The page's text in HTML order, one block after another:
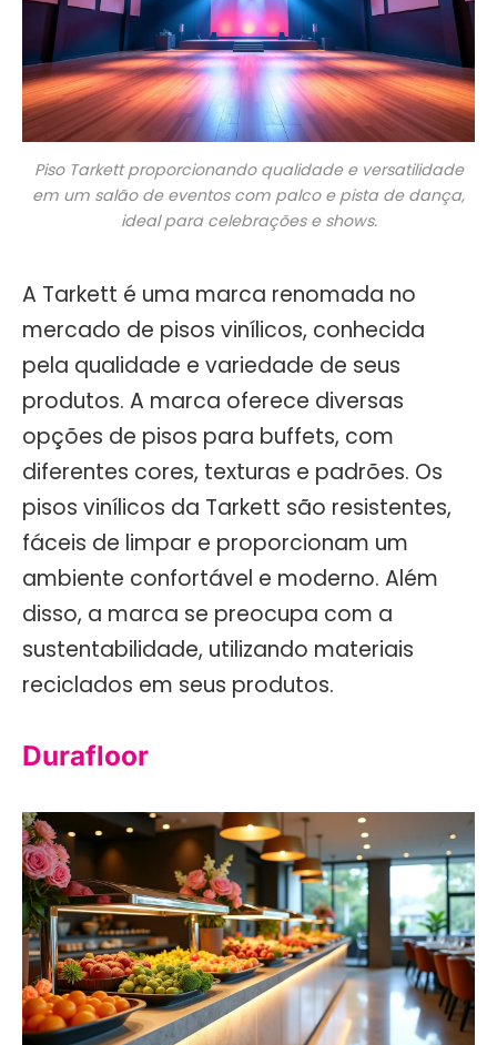
Piso Tarkett proporcionando qualidade e versatilidade
em um salão de eventos com palco e pista de dança,
ideal para celebrações e shows.
A Tarkett é uma marca renomada no
mercado de pisos vinílicos, conhecida
pela qualidade e variedade de seus
produtos. A marca oferece diversas
opções de pisos para buffets, com
diferentes cores, texturas e padrões. Os
pisos vinílicos da Tarkett são resistentes,
fáceis de limpar e proporcionam um
ambiente confortável e moderno. Além
disso, a marca se preocupa com a
sustentabilidade, utilizando materiais
reciclados em seus produtos.
Durafloor